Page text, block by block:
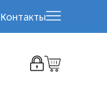
Контакты